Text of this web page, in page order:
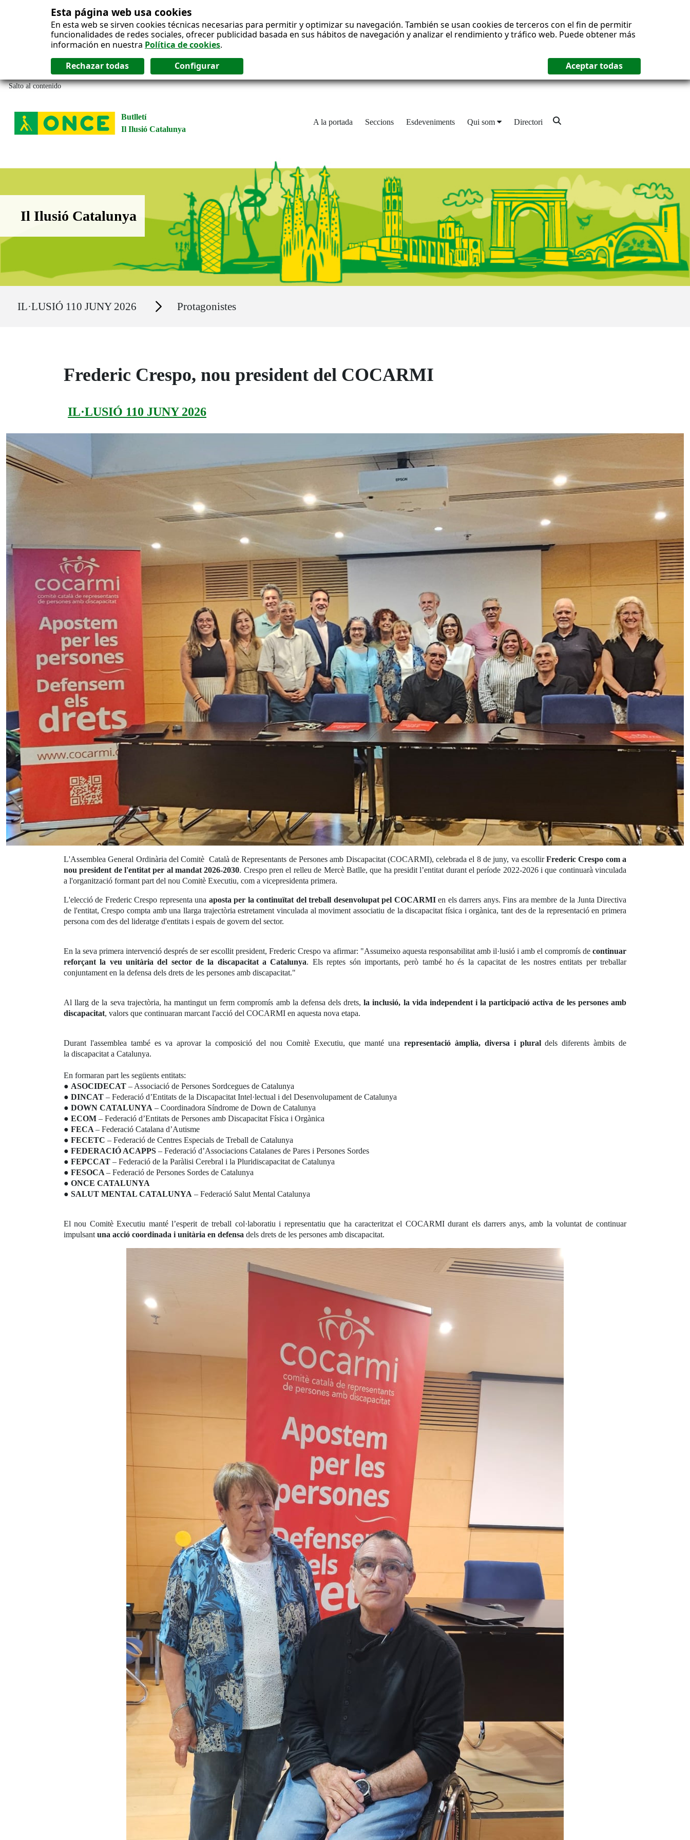
Esta página web usa cookies
En esta web se sirven cookies técnicas necesarias para permitir y optimizar su navegación. También se usan cookies de terceros con el fin de permitir
funcionalidades de redes sociales, ofrecer publicidad basada en sus hábitos de navegación y analizar el rendimiento y tráfico web. Puede obtener más
información en nuestra Política de cookies.
Salto al contenido
Butlletí
Il Ilusió Catalunya
A la portada Seccions Esdeveniments Qui som Directori
Boletín Il·lusió Catalunya
Il Ilusió Catalunya
IL·LUSIÓ 110 JUNY 2026 Secciones Protagonistes
Frederic Crespo, nou president del COCARMI
IL·LUSIÓ 110 JUNY 2026
L'Assemblea General Ordinària del Comitè Català de Representants de Persones amb Discapacitat (COCARMI), celebrada el 8 de juny, va escollirFrederic Crespo com a
nou president de l'entitat per al mandat 2026-2030. Crespo pren el relleu de Mercè Batlle, que ha presidit l’entitat durant el període 2022-2026 i que continuarà vinculada
a l'organització formant part del nou Comitè Executiu, com a vicepresidenta primera.
L'elecció de Frederic Crespo representa una aposta per la continuïtat del treball desenvolupat pel COCARMIen els darrers anys. Fins ara membre de la Junta Directiva
de l'entitat, Crespo compta amb una llarga trajectòria estretament vinculada al moviment associatiu de la discapacitat física i orgànica, tant des de la representació en primera
persona com des del lideratge d'entitats i espais de govern del sector.
En la seva primera intervenció després de ser escollit president, Frederic Crespo va afirmar: "Assumeixo aquesta responsabilitat amb il·lusió i amb el compromís de continuar
reforçant la veu unitària del sector de la discapacitat a Catalunya. Els reptes són importants, però també ho és la capacitat de les nostres entitats per treballar
conjuntament en la defensa dels drets de les persones amb discapacitat."
Al llarg de la seva trajectòria, ha mantingut un ferm compromís amb la defensa dels drets,la inclusió, la vida independent i la participació activa de les persones amb
discapacitat, valors que continuaran marcant l'acció del COCARMI en aquesta nova etapa.
Durant l'assemblea també es va aprovar la composició del nou Comitè Executiu, que manté unarepresentació àmplia, diversa i pluraldels diferents àmbits de
la discapacitat a Catalunya.
En formaran part les següents entitats:
● ASOCIDECAT – Associació de Persones Sordcegues de Catalunya
● DINCAT – Federació d’Entitats de la Discapacitat Intel·lectual i del Desenvolupament de Catalunya
● DOWN CATALUNYA – Coordinadora Síndrome de Down de Catalunya
● ECOM – Federació d’Entitats de Persones amb Discapacitat Física i Orgànica
● FECA – Federació Catalana d’Autisme
● FECETC – Federació de Centres Especials de Treball de Catalunya
● FEDERACIÓ ACAPPS – Federació d’Associacions Catalanes de Pares i Persones Sordes
● FEPCCAT – Federació de la Paràlisi Cerebral i la Pluridiscapacitat de Catalunya
● FESOCA – Federació de Persones Sordes de Catalunya
● ONCE CATALUNYA
● SALUT MENTAL CATALUNYA – Federació Salut Mental Catalunya
El nou Comitè Executiu manté l’esperit de treball col·laboratiu i representatiu que ha caracteritzat el COCARMI durant els darrers anys, amb la voluntat de continuar
impulsant una acció coordinada i unitària en defensa dels drets de les persones amb discapacitat.